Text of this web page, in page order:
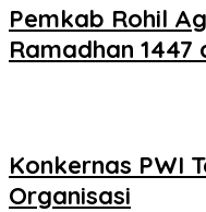
Pemkab Rohil
Ramadhan 1447
Konkernas PWI
Organisasi